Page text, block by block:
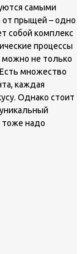
самыми
от прыщей – одно
собой комплекс
процессы
можно не только
множество
каждая
Однако стоит
тоже надо